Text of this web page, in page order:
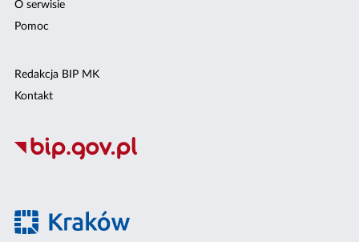
O serwisie
Pomoc
Redakcja BIP MK
Kontakt